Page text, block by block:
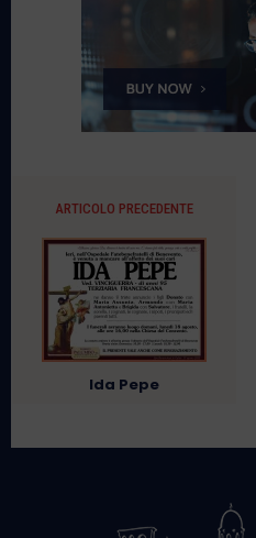
ARTICOLO PRECEDENTE
Ida Pepe